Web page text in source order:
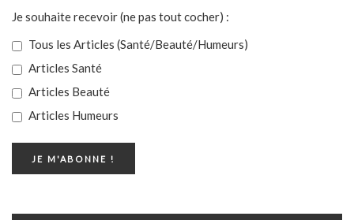
Je souhaite recevoir (ne pas tout cocher) :
Tous les Articles (Santé/Beauté/Humeurs)
Articles Santé
Articles Beauté
Articles Humeurs